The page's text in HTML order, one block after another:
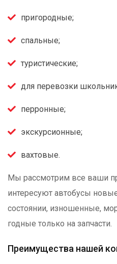
пригородные;
спальные;
туристические;
для перевозки
перронные;
экскурсионные;
вахтовые.
Мы рассмотрим все ваши
интересуют автобусы
состоянии, изношенные,
годные только на запчасти.
Преимущества нашей